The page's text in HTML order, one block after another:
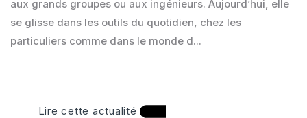
aux grands groupes ou aux ingénieurs. Aujourd’hui, elle
se glisse dans les outils du quotidien, chez les
particuliers comme dans le monde d...
Lire cette actualité